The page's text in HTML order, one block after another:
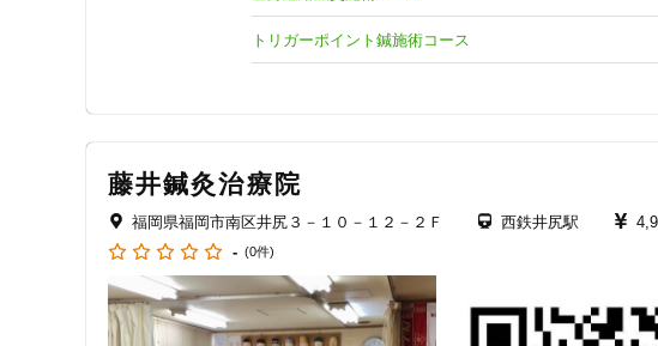
◇初検時や施術前などしっかりと丁寧にカウンセリングを行い、お一人おひ
□□□こんな症状でお悩みの方に□□□
・お顔の美容に関するお悩み
・頭痛
・眼精疲労
・自律神経失調症
トリガーポイント鍼施術コース
藤井鍼灸治療院
福岡県福岡市南区井尻３－１０－１２－２Ｆ 西鉄井尻駅
- (0件)